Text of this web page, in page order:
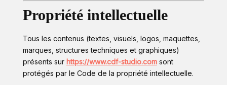
Propriété intellectuelle
Tous les contenus (textes, visuels, logos, maquettes,
marques, structures techniques et graphiques)
présents sur https://www.cdf-studio.comsont
protégés par le Code de la propriété intellectuelle.